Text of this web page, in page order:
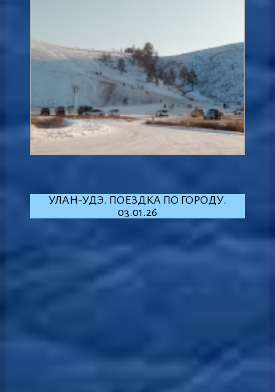
УЛАН-УДЭ. ПОЕЗДКА ПО ГОРОДУ.
03.01.26